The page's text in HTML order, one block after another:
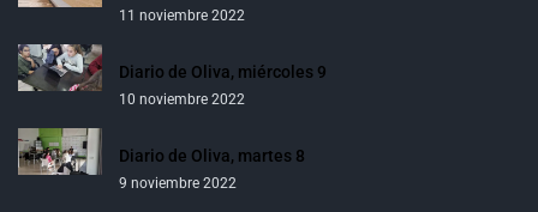
11 noviembre 2022
Diario de Oliva, miércoles 9
10 noviembre 2022
Diario de Oliva, martes 8
9 noviembre 2022